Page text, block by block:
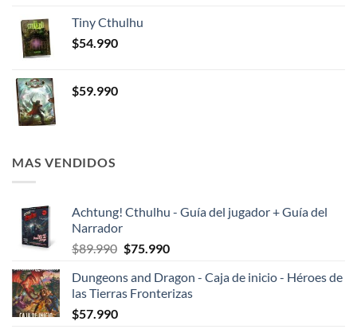
Tiny Cthulhu
$54.990
$59.990
MAS VENDIDOS
Achtung! Cthulhu - Guía del jugador + Guía del
Narrador
$89.990 El
original
era:
$75.990El
actual
es:
Dungeons and Dragon - Caja de inicio - Héroes de
las Tierras Fronterizas
$57.990